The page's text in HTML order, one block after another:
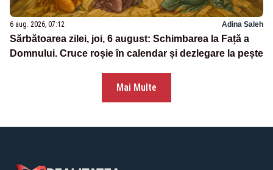
6 aug. 2026, 07:12 Adina Saleh
Sărbătoarea zilei, joi, 6 august: Schimbarea la Față a
Domnului. Cruce roșie în calendar și dezlegare la pește
Mai Multe